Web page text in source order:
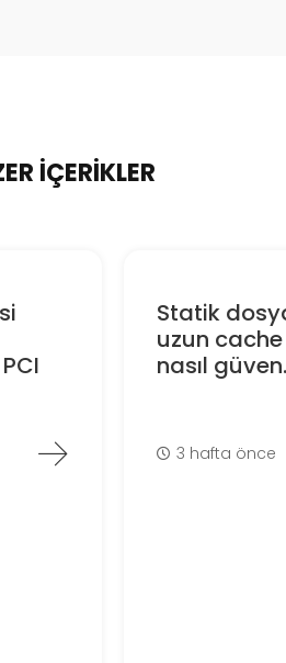
İÇERIKLER
Statik
uzun
nasıl
3 hafta önce